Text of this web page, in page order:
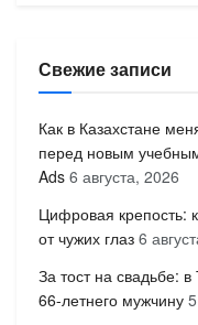
Свежие записи
Как в Казахстане
перед новым
Ads 6 августа, 2026
Цифровая крепость:
от чужих глаз 6
За тост на свадьбе:
66-летнего мужчину